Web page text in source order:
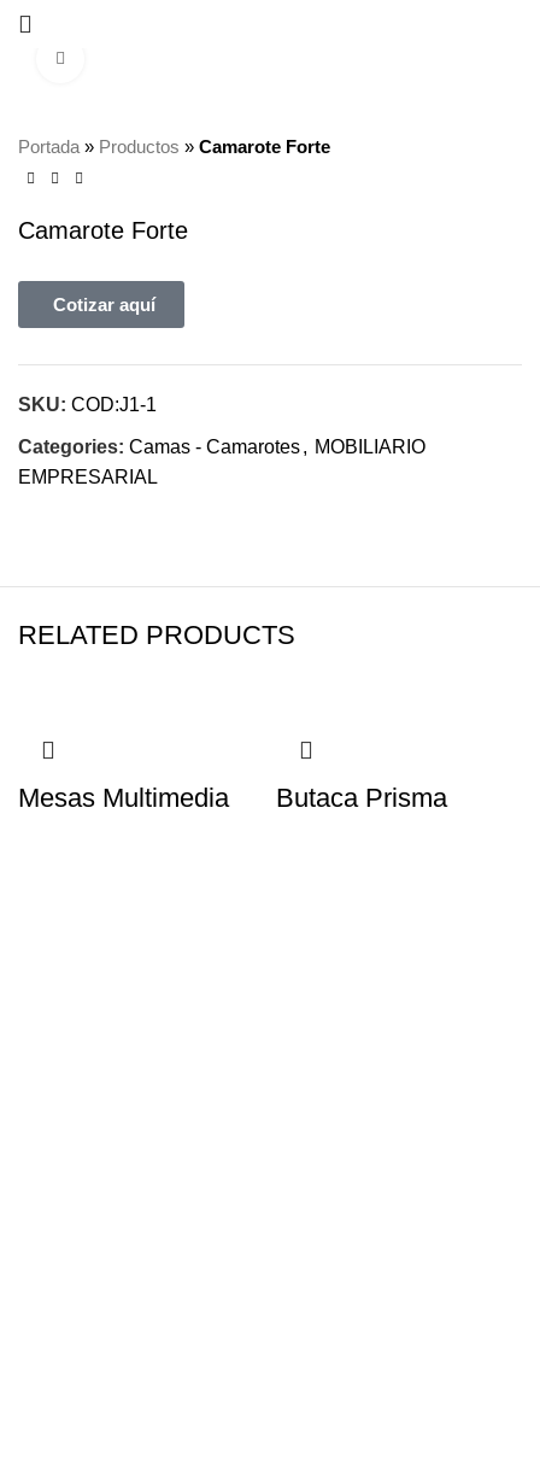
Portada » Productos » Camarote Forte
Camarote Forte
Cotizar aquí
SKU: COD:J1-1
Categories: Camas - Camarotes, MOBILIARIO
EMPRESARIAL
RELATED PRODUCTS
Mesas Multimedia Butaca Prisma